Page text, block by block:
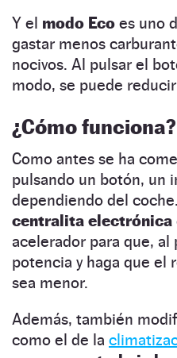
Y el modo Eco es uno
gastar menos
nocivos. Al pulsar el
modo, se puede
¿Cómo funciona?
Como antes se ha
pulsando un botón, un
dependiendo del
centralita electrónica
acelerador para que,
potencia y haga que
sea menor.
Además, también
como el de la